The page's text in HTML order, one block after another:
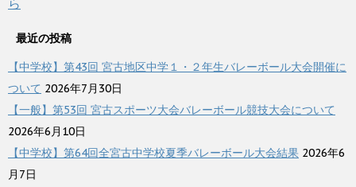
最近の投稿
【中学校】第43回 宮古地区中学１・２年生バレーボール大会開催に
ついて 2026年7月30日
【一般】第53回 宮古スポーツ大会バレーボール競技大会について
2026年6月10日
【中学校】第64回全宮古中学校夏季バレーボール大会結果 2026年6
月7日